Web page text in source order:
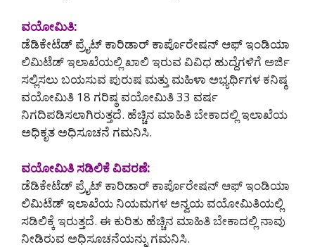
ವಯೋಮಿತಿ:
ಡೆಡಿಕೇಟೆಡ್ ಪ್ರೈಟ್ ಕಾರಿಡಾರ್ ಕಾರ್ಪೊರೇಷನ್ ಆಫ್ ಇಂಡಿಯಾ
ಲಿಮಿಟೆಡ್ ಇಲಾಖೆಯಲ್ಲಿ ಖಾಲಿ ಇರುವ ವಿವಿಧ ಹುದ್ದೆಗಳಿಗೆ ಅರ್ಜಿ
ಸಲ್ಲಿಸಲು ಬಯಸುವ ಪುರುಷ ಮತ್ತು ಮಹಿಳಾ ಅಭ್ಯರ್ಥಿಗಳ ಕನಿಷ್ಠ
ವಯೋಮಿತಿ 18 ಗರಿಷ್ಠ ವಯೋಮಿತಿ 33 ವರ್ಷ
ನಿಗದಿಪಡಿಸಲಾಗಿರುತ್ತದೆ. ಹೆಚ್ಚಿನ ಮಾಹಿತಿ ಬೇಕಾದಲ್ಲಿ ಇಲಾಖೆಯ
ಅಧಿಕೃತ ಅಧಿಸೂಚನೆ ಗಮನಿಸಿ.
ವಯೋಮಿತಿ ಸಡಿಲಿಕೆ ವಿವರಣೆ:
ಡೆಡಿಕೇಟೆಡ್ ಪ್ರೈಟ್ ಕಾರಿಡಾರ್ ಕಾರ್ಪೊರೇಷನ್ ಆಫ್ ಇಂಡಿಯಾ
ಲಿಮಿಟೆಡ್ ಇಲಾಖೆಯ ನಿಯಮಗಳ ಅನ್ವಯ ವಯೋಮಿತಿಯಲ್ಲಿ
ಸಡಿಲಿಕ್ಕೆ ಇರುತ್ತದೆ. ಈ ಕುರಿತು ಹೆಚ್ಚಿನ ಮಾಹಿತಿ ಬೇಕಾದಲ್ಲಿ ನಾವು
ನೀಡಿರುವ ಅಧಿಸೂಚನೆಯನ್ನು ಗಮನಿಸಿ.